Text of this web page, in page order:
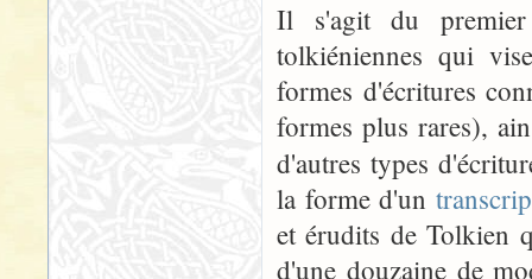
Il s'agit du premier
tolkiéniennes qui
formes d'écritures
formes plus rares),
d'autres types
la forme d'un
et érudits de Tolkien
d'une douzaine de